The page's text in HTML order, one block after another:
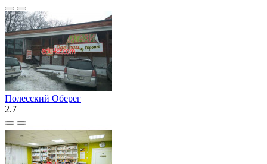
Полесский Оберег
2.7